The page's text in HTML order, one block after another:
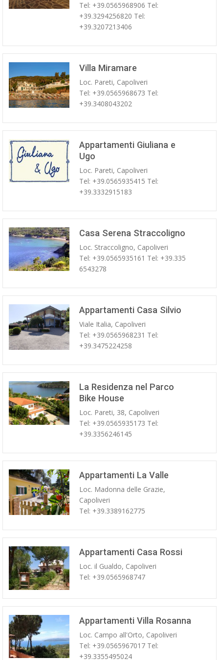
Tel: +39.0565968906 Tel:
+39.3294256820 Tel:
+39.3207213406
Villa Miramare
Loc. Pareti, Capoliveri
Tel: +39.0565968673 Tel:
+39.3408043202
Appartamenti Giuliana e
Ugo
Loc. Pareti, Capoliveri
Tel: +39.0565935415 Tel:
+39.3332915183
Casa Serena Straccoligno
Loc. Straccoligno, Capoliveri
Tel: +39.0565935161 Tel: +39.335
6543278
Appartamenti Casa Silvio
Viale Italia, Capoliveri
Tel: +39.0565968231 Tel:
+39.3475224258
La Residenza nel Parco
Bike House
Loc. Pareti, 38, Capoliveri
Tel: +39.0565935173 Tel:
+39.3356246145
Appartamenti La Valle
Loc. Madonna delle Grazie,
Capoliveri
Tel: +39.3389162775
Appartamenti Casa Rossi
Loc. il Gualdo, Capoliveri
Tel: +39.0565968747
Appartamenti Villa Rosanna
Loc. Campo all'Orto, Capoliveri
Tel: +39.0565967017 Tel:
+39.3355495024